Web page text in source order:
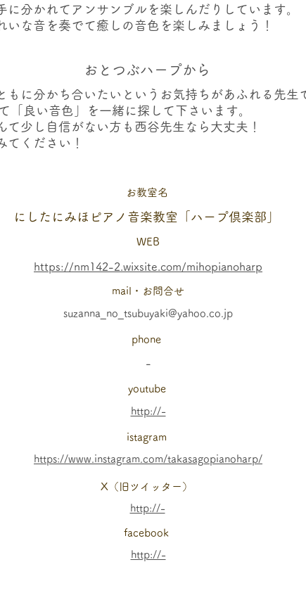
に分かれてアンサンブルを楽しんだりしています。
いな音を奏でて癒しの音色を楽しみましょう！
おとつぶハープから
もに分かち合いたいというお気持ちがあふれる先生
「良い音色」を一緒に探して下さいます。
て少し自信がない方も西谷先生なら大丈夫！
てください！
​お教室名
にしたにみほピアノ音楽教室「ハープ倶楽部」
WEB
https://nm142-2.wixsite.com/mihopianoharp
mail・お問合せ
suzanna_no_tsubuyaki@yahoo.co.jp
phone
-
youtube
http://-
istagram
https://www.instagram.com/takasagopianoharp/
X（旧ツイッター）
http://-
facebook
http://-